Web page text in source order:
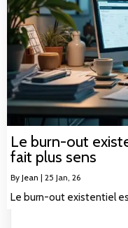
Le burn-out
fait plus sens
By Jean | 25 Jan, 26
Le burn-out existentiel